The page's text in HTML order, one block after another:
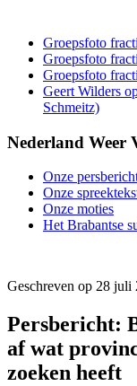
Groepsfoto
Groepsfoto
Groepsfoto
Geert Wilders
Schmeitz)
Nederland Weer
Onze
Onze
Onze moties
Het Brabantse
Geschreven op 28 juli
Persbericht:
af wat
zoeken heeft